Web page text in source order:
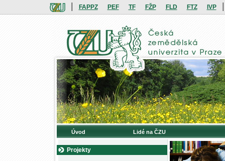
FAPPZ PEF TF FŽP FLD FTZ IVP
Úvod Lidé na ČZU
Projekty